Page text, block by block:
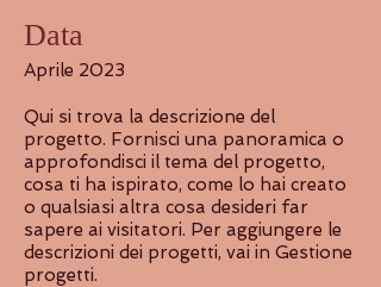
Data
Aprile 2023
Qui si trova la descrizione del
progetto. Fornisci una panoramica o
approfondisci il tema del progetto,
cosa ti ha ispirato, come lo hai creato
o qualsiasi altra cosa desideri far
sapere ai visitatori. Per aggiungere le
descrizioni dei progetti, vai in Gestione
progetti.